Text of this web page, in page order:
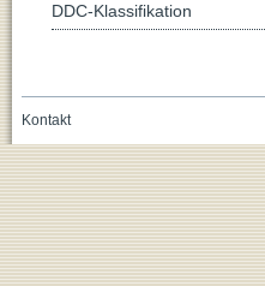
DDC-Klassifikation
Kontakt